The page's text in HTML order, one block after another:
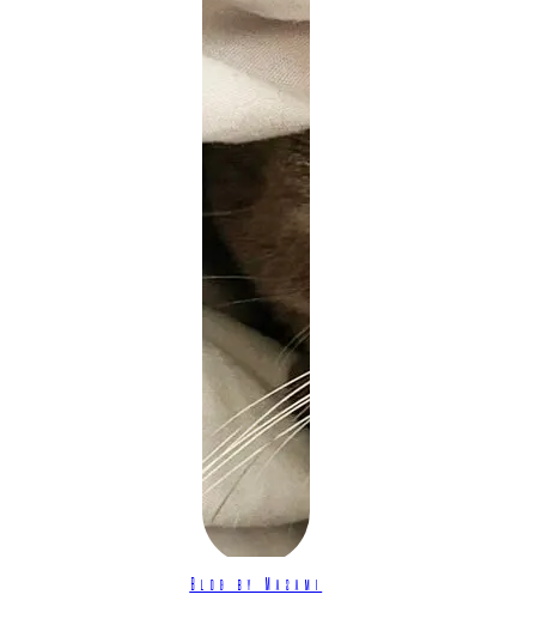
Blog by Masami